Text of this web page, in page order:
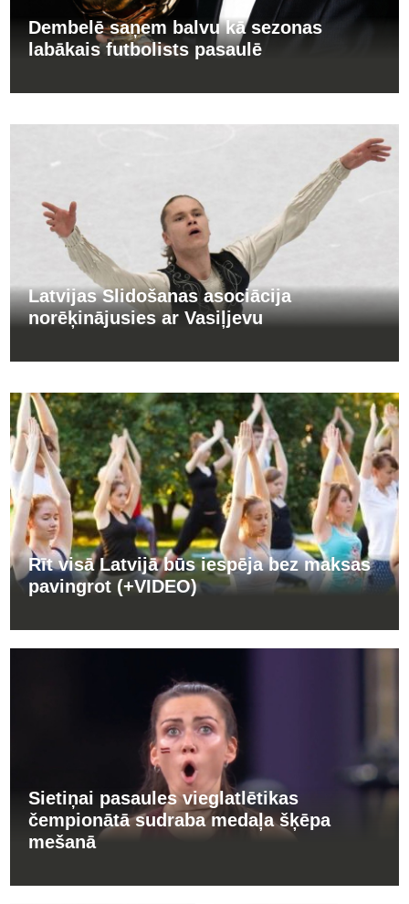
Dembelē saņem balvu kā sezonas
labākais futbolists pasaulē
Latvijas Slidošanas asociācija
norēķinājusies ar Vasiļjevu
Rīt visā Latvijā būs iespēja bez maksas
pavingrot (+VIDEO)
Sietiņai pasaules vieglatlētikas
čempionātā sudraba medaļa šķēpa
mešanā